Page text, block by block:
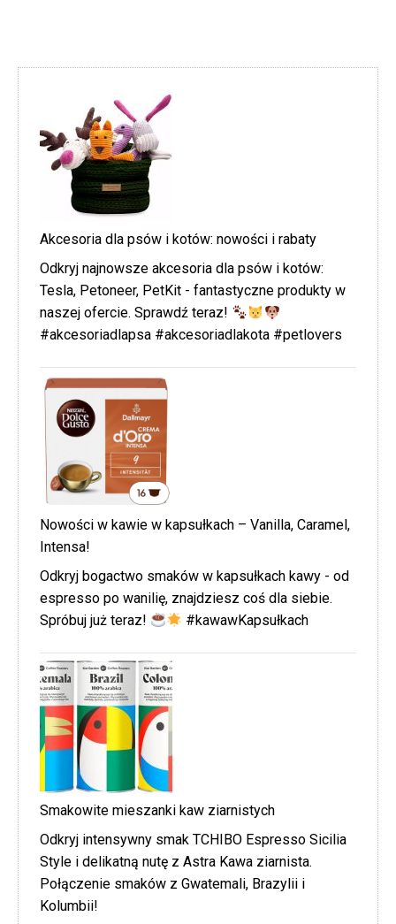
Akcesoria dla psów i kotów: nowości i rabaty
Odkryj najnowsze akcesoria dla psów i kotów:
Tesla, Petoneer, PetKit - fantastyczne produkty w
naszej ofercie. Sprawdź teraz!
#akcesoriadlapsa #akcesoriadlakota #petlovers
Nowości w kawie w kapsułkach – Vanilla, Caramel,
Intensa!
Odkryj bogactwo smaków w kapsułkach kawy - od
espresso po wanilię, znajdziesz coś dla siebie.
Spróbuj już teraz!
#kawawKapsułkach
Smakowite mieszanki kaw ziarnistych
Odkryj intensywny smak TCHIBO Espresso Sicilia
Style i delikatną nutę z Astra Kawa ziarnista.
Połączenie smaków z Gwatemali, Brazylii i
Kolumbii!